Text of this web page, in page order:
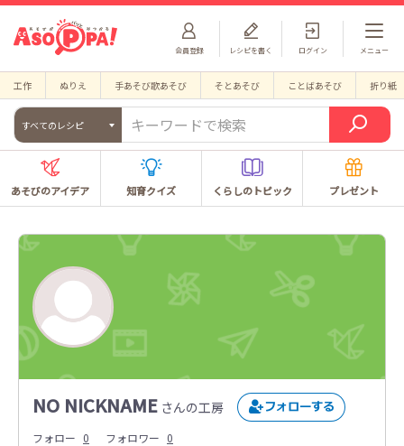
会員登録 ログイン
レシピを書く メニュー
工作 ぬりえ 手あそび歌あそび そとあそび ことばあそび 折り紙
すべてのレシピ
あそびのアイデア 知育クイズ くらしのトピック プレゼント
NO NICKNAME さんの工房
フォロー 0 フォロワー 0